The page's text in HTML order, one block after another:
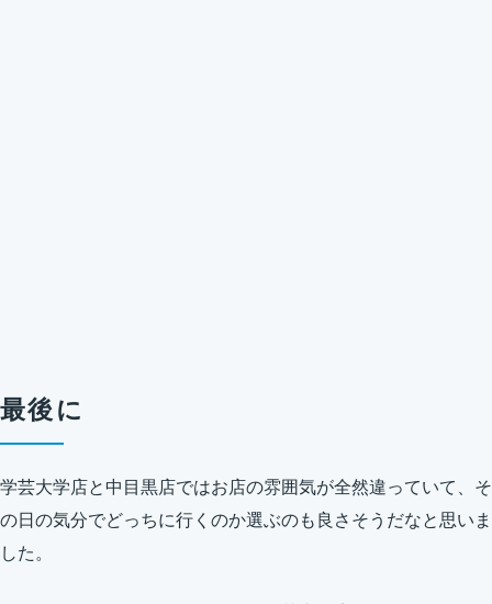
最後に
学芸大学店と中目黒店ではお店の雰囲気が全然違っていて、そ
の日の気分でどっちに行くのか選ぶのも良さそうだなと思いま
した。